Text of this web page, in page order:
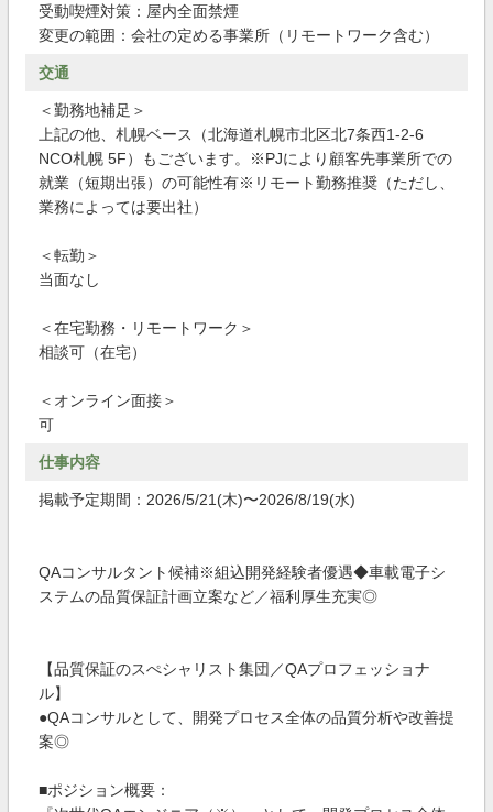
受動喫煙対策：屋内全面禁煙
変更の範囲：会社の定める事業所（リモートワーク含む）
交通
＜勤務地補足＞
上記の他、札幌ベース（北海道札幌市北区北7条西1-2-6
NCO札幌 5F）もございます。※PJにより顧客先事業所での
就業（短期出張）の可能性有※リモート勤務推奨（ただし、
業務によっては要出社）
＜転勤＞
当面なし
＜在宅勤務・リモートワーク＞
相談可（在宅）
＜オンライン面接＞
可
仕事内容
掲載予定期間：2026/5/21(木)〜2026/8/19(水)
QAコンサルタント候補※組込開発経験者優遇◆車載電子シ
ステムの品質保証計画立案など／福利厚生充実◎
【品質保証のスぺシャリスト集団／QAプロフェッショナ
ル】
●QAコンサルとして、開発プロセス全体の品質分析や改善提
案◎
■ポジション概要：